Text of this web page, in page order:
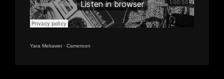
Yara Mekawei · Cameroon